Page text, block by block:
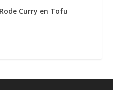
Curry en Tofu